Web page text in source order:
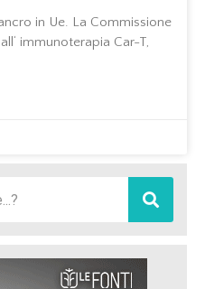
in Ue. La Commissione
immunoterapia Car-T,